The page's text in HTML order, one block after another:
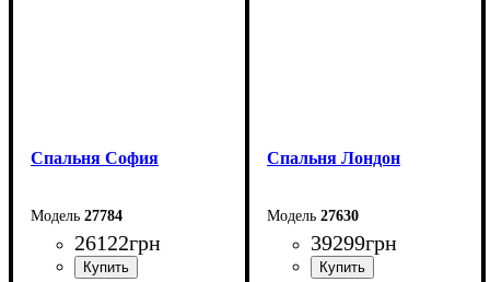
Спальня София
27784
26122грн
Спальня Лондон
27630
39299грн